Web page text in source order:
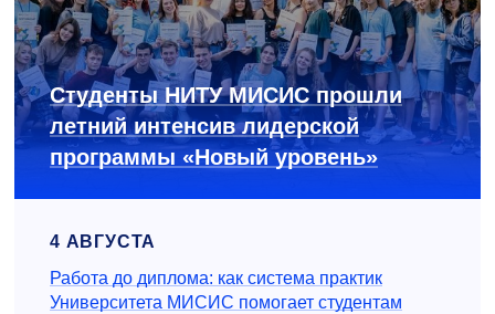
Студенты НИТУ МИСИС прошли
летний интенсив лидерской
программы «Новый уровень»
4 АВГУСТА
Работа до диплома: как система практик
Университета МИСИС помогает студентам